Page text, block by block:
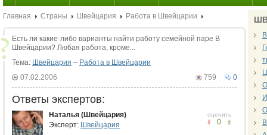
Главная Страны Швейцария Работа в Швейцарии
Есть ли какие-либо варианты найти работу семейной паре В
Швейцарии? Любая работа, кроме...
Тема: Швейцария – Работа в Швейцарии
0
759
07.02.2006
Ответы экспертов:
оценить
0
Наталья (Швейцария)
Эксперт: Швейцария